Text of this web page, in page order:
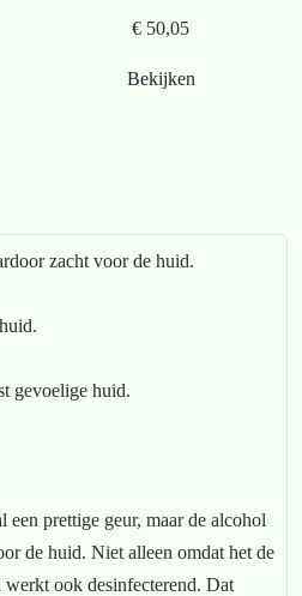
€ 50,05
Bekijken
zacht voor de huid.
gevoelige huid.
een prettige geur, maar de alcohol
de huid. Niet alleen omdat het de
ook desinfecterend. Dat